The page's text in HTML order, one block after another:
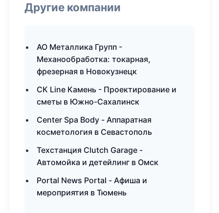
Другие компании
АО Металлика Групп -
Механообработка: токарная,
фрезерная в Новокузнецк
СК Line Камень - Проектирование и
сметы в Южно-Сахалинск
Center Spa Body - Аппаратная
косметология в Севастополь
Техстанция Clutch Garage -
Автомойка и детейлинг в Омск
Portal News Portal - Афиша и
мероприятия в Тюмень